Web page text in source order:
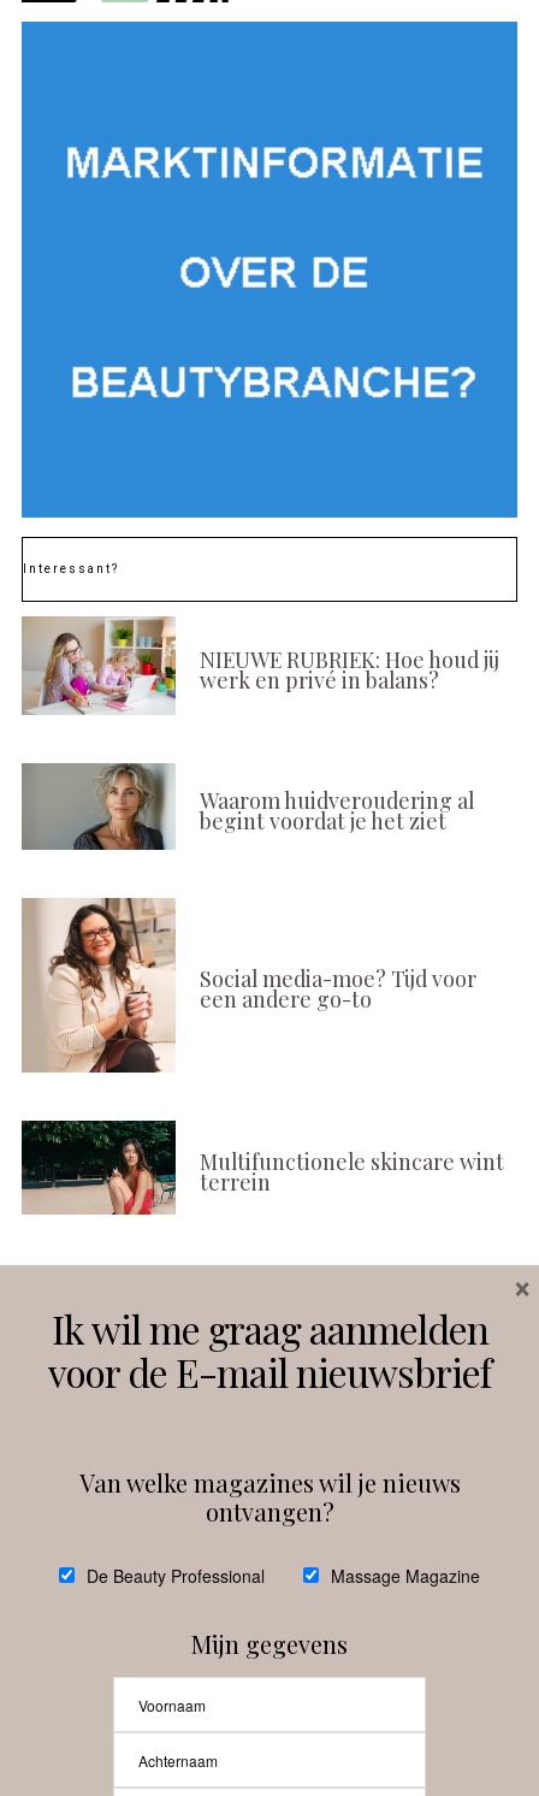
Interessant?
NIEUWE RUBRIEK: Hoe houd jij
werk en privé in balans?
Waarom huidveroudering al
begint voordat je het ziet
Social media-moe? Tijd voor
een andere go-to
Multifunctionele skincare wint
terrein
Instagram Facebook
debeautyprofessional
Ik wil me graag aanmelden
voor de E-mail nieuwsbrief
Van welke magazines wil je nieuws
ontvangen?
De Beauty Professional Massage Magazine
Mijn gegevens
×